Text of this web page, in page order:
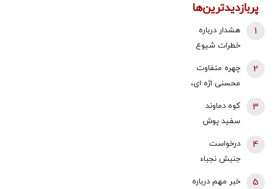
پربازدیدترین‌ها
هشدار درباره
خطرات شیوع
حتی یک‌بار
خطرناک است
1
چهره متفاوت
محسنی اژه ای،
2
کوه دماوند
سفید پوش
3
درخواست
جنبش نجباء
4
خبر مهم درباره 5